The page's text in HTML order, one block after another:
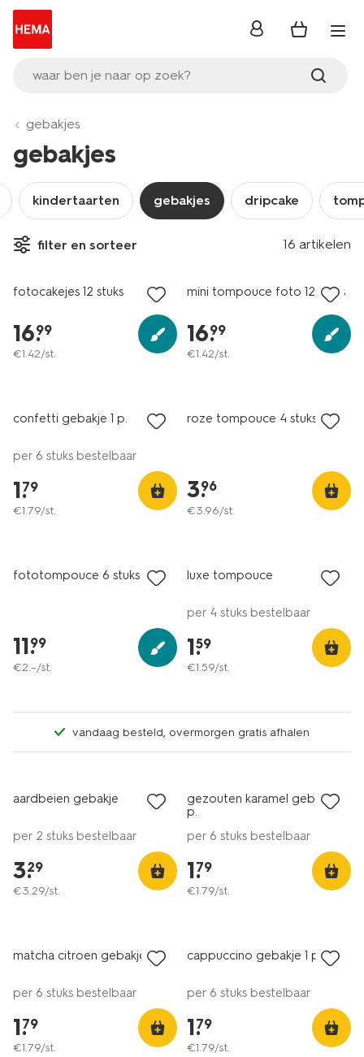
waar ben je naar op zoek?
inloggen
gebakjes
gebakjes
kindertaarten gebakjes dripcake
filter en sorteer 16 artikelen
fotocakejes 12 stuks
16.
99
€1.42/st.
mini tompouce foto 12 stuks
16.
99
€1.42/st.
confetti gebakje 1 p.
per 6 stuks bestelbaar
1.
79
€1.79/st.
roze tompouce 4 stuks
3.
96
€3.96/st.
fototompouce 6 stuks
11.
99
€2.–/st.
luxe tompouce
per 4 stuks bestelbaar
1.
59
€1.59/st.
vandaag besteld, overmorgen gratis afhalen
aardbeien gebakje
per 2 stuks bestelbaar
3.
29
€3.29/st.
gezouten karamel gebakje 1
p.
per 6 stuks bestelbaar
1.
79
€1.79/st.
matcha citroen gebakje 1 p.
per 6 stuks bestelbaar
1.
79
€1.79/st.
cappuccino gebakje 1 p.
per 6 stuks bestelbaar
1.
79
€1.79/st.